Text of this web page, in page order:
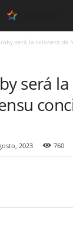
será la telonera de
será
2023 760